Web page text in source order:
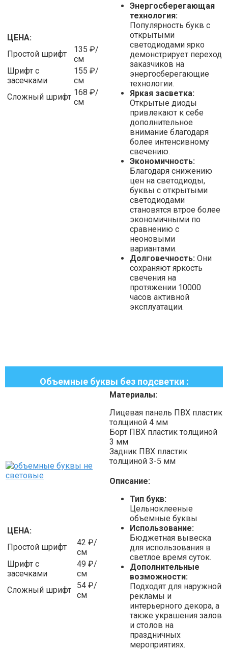
ЦЕНА:
Простой шрифт
135 ₽/
см
Шрифт с
засечками
155 ₽/
см
Сложный шрифт 168 ₽/
см
Энергосберегающая
технология:
Популярность букв с
открытыми
светодиодами ярко
демонстрирует переход
заказчиков на
энергосберегающие
технологии.
Яркая засветка:
Открытые диоды
привлекают к себе
дополнительное
внимание благодаря
более интенсивному
свечению.
Экономичность:
Благодаря снижению
цен на светодиоды,
буквы с открытыми
светодиодами
становятся втрое более
экономичными по
сравнению с
неоновыми
вариантами.
Долговечность: Они
сохраняют яркость
свечения на
протяжении 10000
часов активной
эксплуатации.
Объемные буквы без подсветки :
ЦЕНА:
Простой шрифт
42 ₽/
см
Шрифт с
засечками
49 ₽/
см
Сложный шрифт
54 ₽/
см
Материалы:
Лицевая панель ПВХ пластик
толщиной 4 мм
Борт ПВХ пластик толщиной
3 мм
Задник ПВХ пластик
толщиной 3-5 мм
Описание:
Тип букв:
Цельноклееные
объемные буквы
Использование:
Бюджетная вывеска
для использования в
светлое время суток.
Дополнительные
возможности:
Подходят для наружной
рекламы и
интерьерного декора, а
также украшения залов
и столов на
праздничных
мероприятиях.